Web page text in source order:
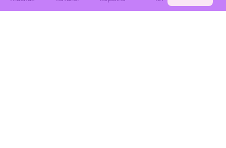
Букет "Причина любить" Букет "Танго вдвоем"